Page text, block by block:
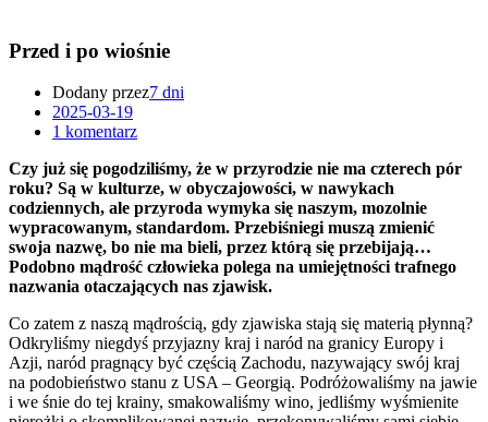
Przed i po wiośnie
Dodany przez7 dni
2025-03-19
1 komentarz
Czy już się pogodziliśmy, że w przyrodzie nie ma czterech pór
roku? Są w kulturze, w obyczajowości, w nawykach
codziennych, ale przyroda wymyka się naszym, mozolnie
wypracowanym, standardom. Przebiśniegi muszą zmienić
swoja nazwę, bo nie ma bieli, przez którą się przebijają…
Podobno mądrość człowieka polega na umiejętności trafnego
nazwania otaczających nas zjawisk.
Co zatem z naszą mądrością, gdy zjawiska stają się materią płynną?
Odkryliśmy niegdyś przyjazny kraj i naród na granicy Europy i
Azji, naród pragnący być częścią Zachodu, nazywający swój kraj
na podobieństwo stanu z USA – Georgią. Podróżowaliśmy na jawie
i we śnie do tej krainy, smakowaliśmy wino, jedliśmy wyśmienite